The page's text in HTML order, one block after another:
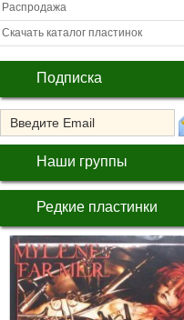
Распродажа
Скачать каталог пластинок
Подписка
Наши группы
Редкие пластинки